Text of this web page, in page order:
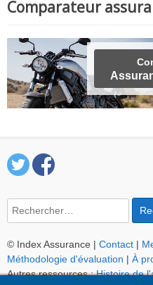
Comparateur
© Index Assurance | Contact |
Méthodologie d'évaluation | À
Autres ressources :Histoire de